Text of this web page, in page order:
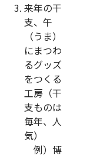
来年の干
支、午
（うま）
にまつわ
るグッズ
をつくる
工房（干
支ものは
毎年、人
気）
例）博